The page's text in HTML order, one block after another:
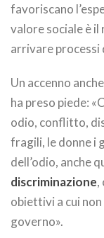
favoriscano
valore sociale è il
arrivare processi
Un accenno
ha preso piede:
odio, conflitto,
fragili, le donne i
dell’odio, anche
discriminazione,
obiettivi a cui
governo».